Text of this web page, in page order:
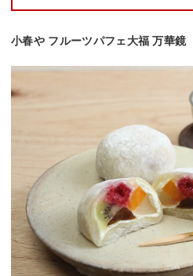
小春や フルーツパフェ大福 万華鏡